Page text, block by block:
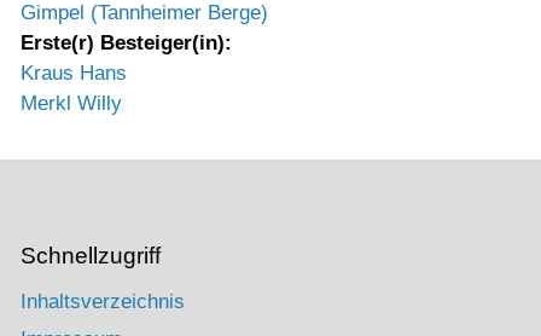
Gimpel (Tannheimer Berge)
Erste(r) Besteiger(in):
Kraus Hans
Merkl Willy
Schnellzugriff
Inhaltsverzeichnis